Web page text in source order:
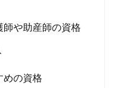
や助産師の資格
めの資格